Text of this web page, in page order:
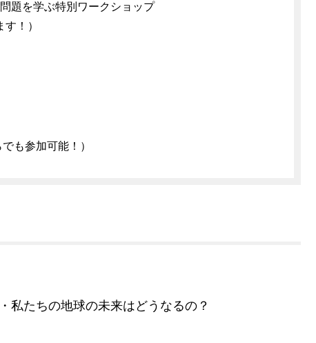
題を学ぶ特別ワークショップ
！）
も参加可能！）
私たちの地球の未来はどうなるの？